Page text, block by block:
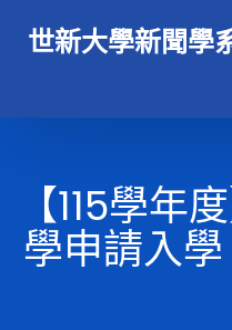
世新大學新聞學
【115學年
學申請入